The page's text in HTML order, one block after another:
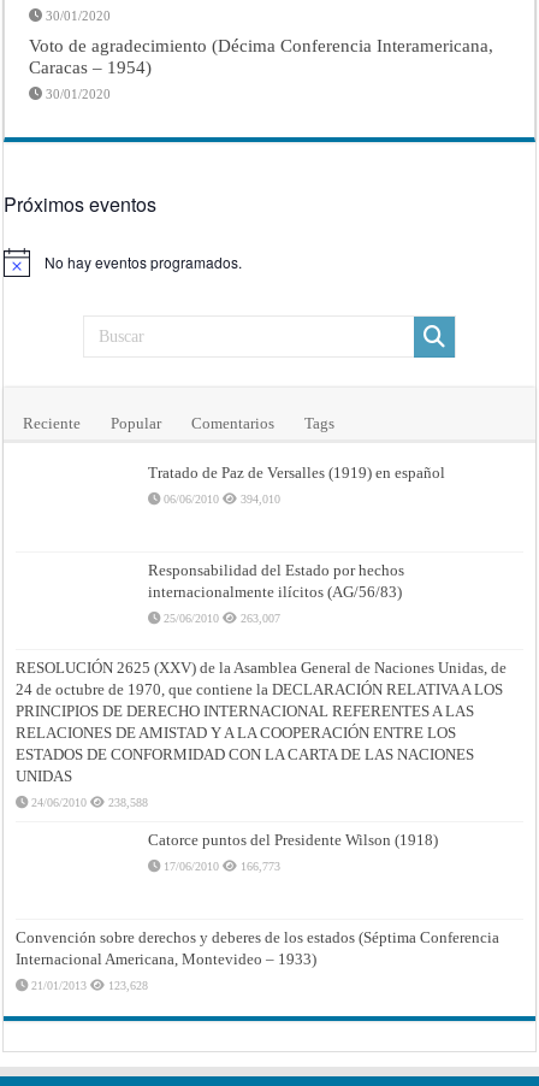
30/01/2020
Voto de agradecimiento (Décima Conferencia Interamericana,
Caracas – 1954)
30/01/2020
Próximos eventos
Aviso No hay eventos programados.
Reciente Popular Comentarios Tags
Tratado de Paz de Versalles (1919) en español
06/06/2010 394,010
Responsabilidad del Estado por hechos
internacionalmente ilícitos (AG/56/83)
25/06/2010 263,007
RESOLUCIÓN 2625 (XXV) de la Asamblea General de Naciones Unidas, de
24 de octubre de 1970, que contiene la DECLARACIÓN RELATIVA A LOS
PRINCIPIOS DE DERECHO INTERNACIONAL REFERENTES A LAS
RELACIONES DE AMISTAD Y A LA COOPERACIÓN ENTRE LOS
ESTADOS DE CONFORMIDAD CON LA CARTA DE LAS NACIONES
UNIDAS
24/06/2010 238,588
Catorce puntos del Presidente Wilson (1918)
17/06/2010 166,773
Convención sobre derechos y deberes de los estados (Séptima Conferencia
Internacional Americana, Montevideo – 1933)
21/01/2013 123,628